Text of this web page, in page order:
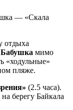
— «Скала
отдыха
Бабушка мимо
«ходульные»
пляже.
(2.5 часа).
берегу Байкала